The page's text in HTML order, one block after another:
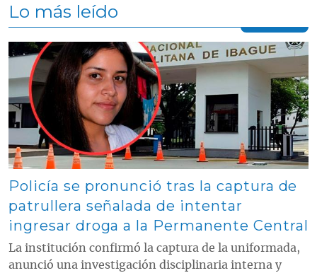
Lo más leído
Contenido multimedia principal
Policía se pronunció tras la captura de
patrullera señalada de intentar
ingresar droga a la Permanente Central
La institución confirmó la captura de la uniformada,
anunció una investigación disciplinaria interna y